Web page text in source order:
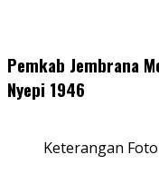
Pemkab Jembrana
Nyepi 1946
Keterangan